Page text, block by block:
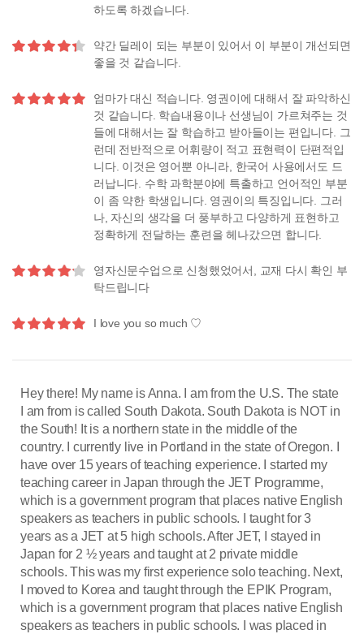
하도록 하겠습니다.
약간 딜레이 되는 부분이 있어서 이 부분이 개선되면
좋을 것 같습니다.
엄마가 대신 적습니다. 영권이에 대해서 잘 파악하신
것 같습니다. 학습내용이나 선생님이 가르쳐주는 것
들에 대해서는 잘 학습하고 받아들이는 편입니다. 그
런데 전반적으로 어휘량이 적고 표현력이 단편적입
니다. 이것은 영어뿐 아니라, 한국어 사용에서도 드
러납니다. 수학 과학분야에 특출하고 언어적인 부분
이 좀 약한 학생입니다. 영권이의 특징입니다. 그러
나, 자신의 생각을 더 풍부하고 다양하게 표현하고
정확하게 전달하는 훈련을 헤나갔으면 합니다.
영자신문수업으로 신청했었어서, 교재 다시 확인 부
탁드립니다
I love you so much ♡
Hey there! My name is Anna. I am from the U.S. The state
I am from is called South Dakota. South Dakota is NOT in
the South! It is a northern state in the middle of the
country. I currently live in Portland in the state of Oregon. I
have over 15 years of teaching experience. I started my
teaching career in Japan through the JET Programme,
which is a government program that places native English
speakers as teachers in public schools. I taught for 3
years as a JET at 5 high schools. After JET, I stayed in
Japan for 2 ½ years and taught at 2 private middle
schools. This was my first experience solo teaching. Next,
I moved to Korea and taught through the EPIK Program,
which is a government program that places native English
speakers as teachers in public schools. I was placed in